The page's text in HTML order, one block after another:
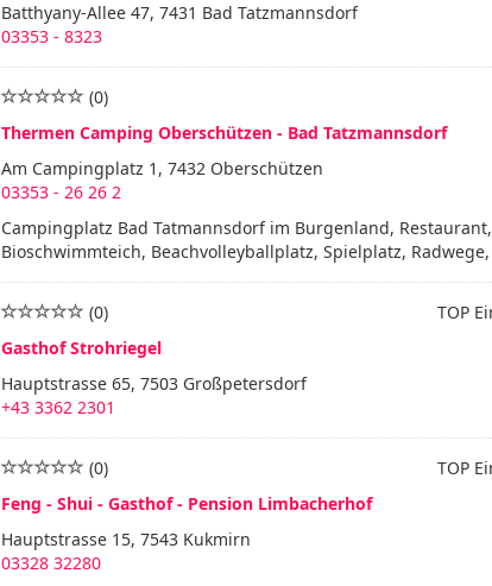
Batthyany-Allee 47, 7431 Bad Tatzmannsdorf
03353 - 8323
(0)
Thermen Camping Oberschützen - Bad Tatzmannsdorf
Am Campingplatz 1, 7432 Oberschützen
03353 - 26 26 2
Campingplatz Bad Tatmannsdorf im Burgenland,
Bioschwimmteich, Beachvolleyballplatz, Spielplatz,
TOP
(0)
Gasthof Strohriegel
Hauptstrasse 65, 7503 Großpetersdorf
+43 3362 2301
TOP
(0)
Feng - Shui - Gasthof - Pension Limbacherhof
Hauptstrasse 15, 7543 Kukmirn
03328 32280